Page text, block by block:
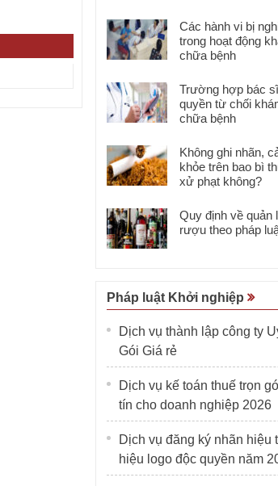
Các hành vi bị
trong hoạt động
chữa bệnh
Trường hợp bác
quyền từ chối
chữa bệnh
Không ghi nhãn,
khỏe trên bao bì
xử phạt không?
Quy định về quản
rượu theo pháp
Pháp luật Khởi nghiệp
Dịch vụ thành lập công ty
Gói Giá rẻ
Dịch vụ kế toán thuế trọn
tín cho doanh nghiệp 2026
Dịch vụ đăng ký nhãn hiệu
hiệu logo độc quyền năm